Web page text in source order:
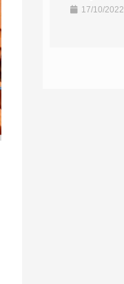
17/10/2022